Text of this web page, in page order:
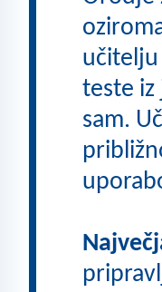
učitelju
teste iz
sam.